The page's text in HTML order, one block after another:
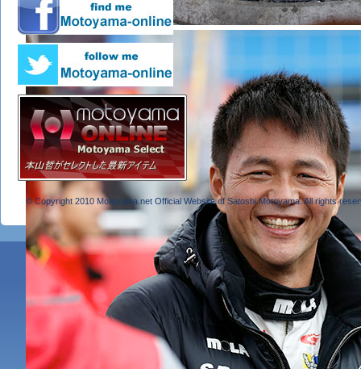
© Copyright 2010 Motoyama.net Official Website of Satoshi Motoyama. All rights